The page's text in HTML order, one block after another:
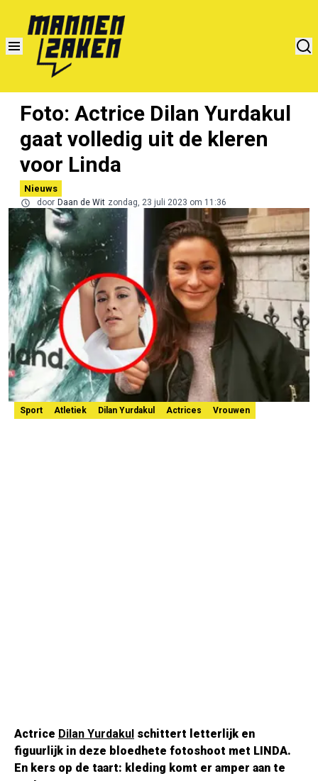
Foto: Actrice Dilan Yurdakul
gaat volledig uit de kleren
voor Linda
Nieuws
door Daan de Wit zondag, 23 juli 2023 om 11:36
Sport Atletiek Dilan Yurdakul Actrices Vrouwen
Actrice Dilan Yurdakul schittert letterlijk en
figuurlijk in deze bloedhete fotoshoot met LINDA.
En kers op de taart: kleding komt er amper aan te